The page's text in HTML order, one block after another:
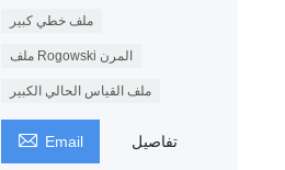
ملف خطي كبير
ملف Rogowski المرن
ملف القياس الحالي الكبير
 Email تفاصيل